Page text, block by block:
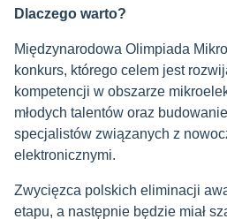
Dlaczego warto?
Międzynarodowa Olimpiada
konkurs, którego celem jest
kompetencji w obszarze
młodych talentów oraz
specjalistów związanych z
elektronicznymi.
Zwycięzca polskich eliminacji
etapu, a następnie będzie miał